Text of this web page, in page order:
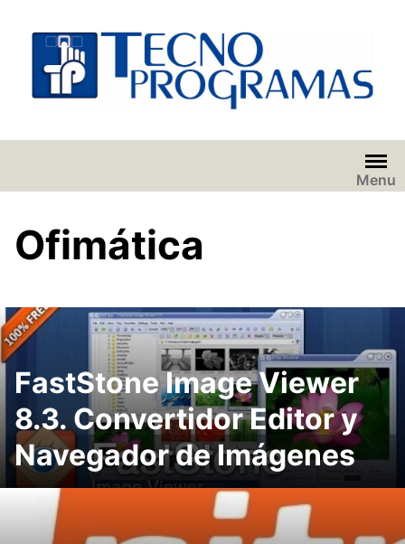
contenido
Menu
Ofimática
FastStone Image Viewer
8.3. Convertidor Editor y
Navegador de Imágenes